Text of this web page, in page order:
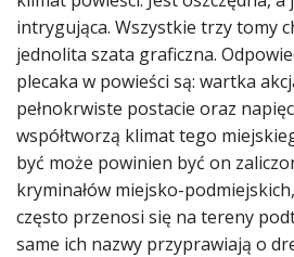
intrygująca. Wszystkie trzy tomy
jednolita szata graficzna.
plecaka w powieści są: wartka
pełnokrwiste postacie oraz
współtworzą klimat tego
być może powinien być on
kryminałów miejsko-
często przenosi się na tereny
same ich nazwy przyprawiają o